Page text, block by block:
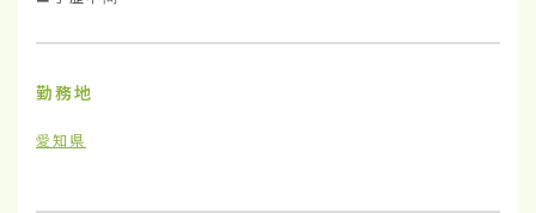
勤務地
愛知県